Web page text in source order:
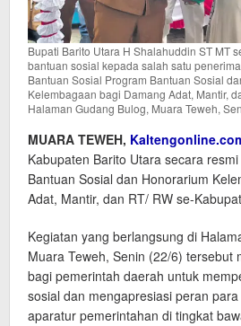
Bupati Barito Utara H Shalahuddin ST MT
bantuan sosial kepada salah satu
Bantuan Sosial Program Bantuan Sosial
Kelembagaan bagi Damang Adat, Mantir,
Halaman Gudang Bulog, Muara Teweh,
MUARA TEWEH,
Kabupaten Barito Utara secara
Bantuan Sosial dan Honorarium
Adat, Mantir, dan RT/ RW se-
Kegiatan yang berlangsung di
Muara Teweh, Senin (22/6) tersebut
bagi pemerintah daerah untuk
sosial dan mengapresiasi peran
aparatur pemerintahan di tingkat